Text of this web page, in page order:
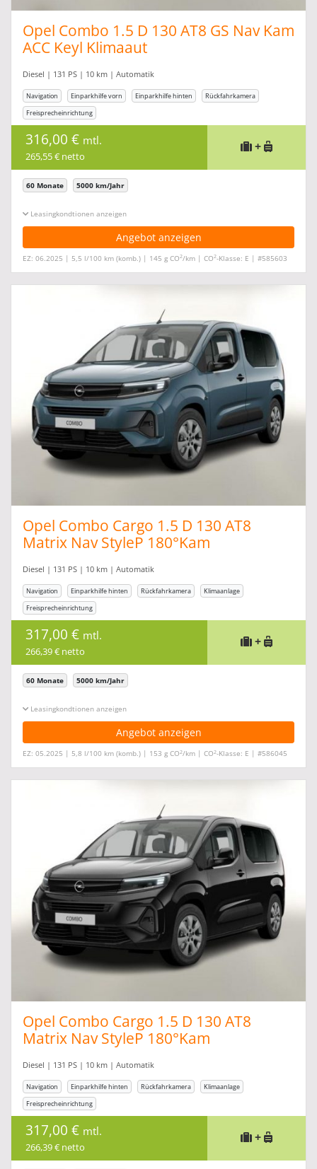
Opel Combo 1.5 D 130 AT8 GS Nav Kam
ACC Keyl Klimaaut
Diesel | 131 PS | 10 km | Automatik
Navigation Einparkhilfe vorn Einparkhilfe hinten
Rückfahrkamera
Freisprecheinrichtung
316,00 € mtl.
265,55 € netto
+
60 Monate 5000 km/Jahr
Leasingkonditionen ein-/ausblenden
Angebot anzeigen
EZ: 06.2025 | 5,5 l/100 km (komb.) | 145 g CO2/km | CO2-Klasse: E | #585603
Opel Combo Cargo 1.5 D 130 AT8
Matrix Nav StyleP 180°Kam
Diesel | 131 PS | 10 km | Automatik
Navigation Einparkhilfe hinten Rückfahrkamera
Klimaanlage
Freisprecheinrichtung
317,00 € mtl.
266,39 € netto
+
60 Monate 5000 km/Jahr
Leasingkonditionen ein-/ausblenden
Angebot anzeigen
EZ: 05.2025 | 5,8 l/100 km (komb.) | 153 g CO2/km | CO2-Klasse: E | #586045
Opel Combo Cargo 1.5 D 130 AT8
Matrix Nav StyleP 180°Kam
Diesel | 131 PS | 10 km | Automatik
Navigation Einparkhilfe hinten Rückfahrkamera
Klimaanlage
Freisprecheinrichtung
317,00 € mtl.
266,39 € netto
+